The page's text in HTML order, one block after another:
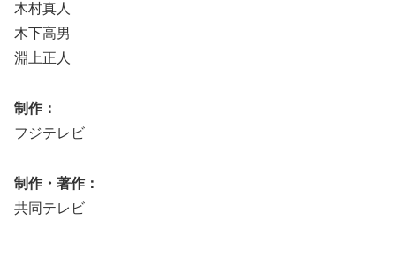
木村真人
木下高男
淵上正人
制作：
フジテレビ
制作・著作：
共同テレビ